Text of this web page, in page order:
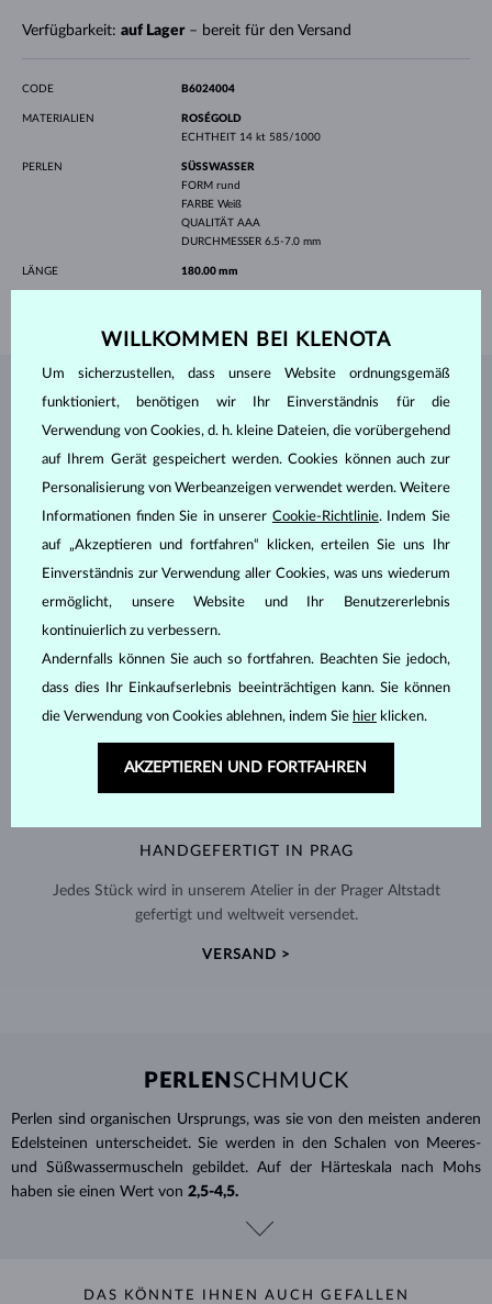
Verfügbarkeit: auf Lager– bereit für den Versand
CODE B6024004
MATERIALIEN
ROSÉGOLD
ECHTHEIT 14 kt 585/1000
PERLEN
SÜSSWASSER
FORM rund
FARBE Weiß
QUALITÄT AAA
DURCHMESSER 6.5-7.0 mm
LÄNGE 180.00 mm
SCHMUCK AUS DEMKLENOTA ATELIER
HANDGEFERTIGT IN PRAG
Jedes Stück wird in unserem Atelier in der Prager Altstadt
gefertigt und weltweit versendet.
VERSAND >
PERLEN SCHMUCK
Perlen sind organischen Ursprungs, was sie von den meisten anderen
Edelsteinen unterscheidet. Sie werden in den Schalen von Meeres-
und Süßwassermuscheln gebildet. Auf der Härteskala nach Mohs
haben sie einen Wert von 2,5-4,5.
DAS KÖNNTE IHNEN AUCH GEFALLEN
WILLKOMMEN BEI KLENOTA
Um sicherzustellen, dass unsere Website ordnungsgemäß
funktioniert, benötigen wir Ihr Einverständnis für die
Verwendung von Cookies, d. h. kleine Dateien, die vorübergehend
auf Ihrem Gerät gespeichert werden. Cookies können auch zur
Personalisierung von Werbeanzeigen verwendet werden. Weitere
Informationen finden Sie in unserer Cookie-Richtlinie. Indem Sie
auf „Akzeptieren und fortfahren“ klicken, erteilen Sie uns Ihr
Einverständnis zur Verwendung aller Cookies, was uns wiederum
ermöglicht, unsere Website und Ihr Benutzererlebnis
kontinuierlich zu verbessern.
Andernfalls können Sie auch so fortfahren. Beachten Sie jedoch,
dass dies Ihr Einkaufserlebnis beeinträchtigen kann. Sie können
die Verwendung von Cookies ablehnen, indem Sie hier klicken.
AKZEPTIEREN UND FORTFAHREN